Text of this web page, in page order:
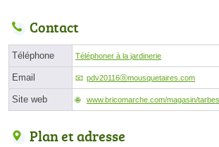
Contact
Téléphone Téléphoner à la jardinerie
Email pdv20116ⓐmousquetaires.com
Site web www.bricomarche.com/magasin/
Plan et adresse